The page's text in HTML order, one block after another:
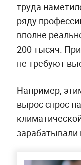
труда
ряду
вполне
200 тысяч.
не требуют
Например,
вырос спрос
зарабатывали